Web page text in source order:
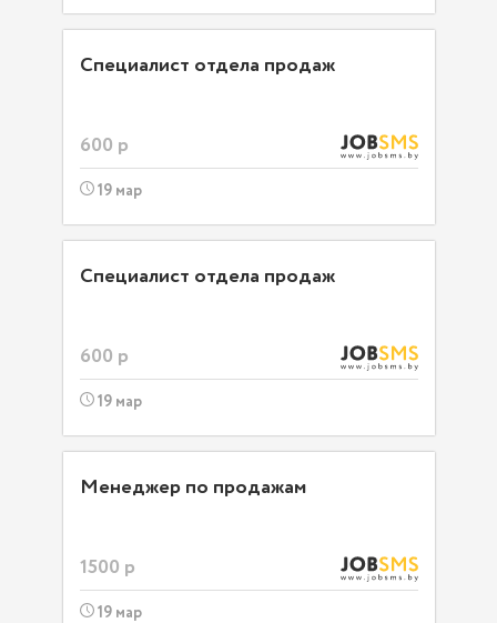
Специалист отдела продаж
600 р
19 мар
Специалист отдела продаж
600 р
19 мар
Менеджер по продажам
1500 р
19 мар